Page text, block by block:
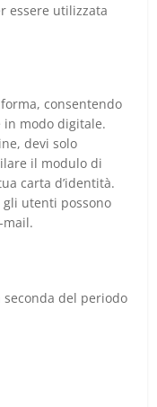
essere utilizzata
consentendo
modo digitale.
devi solo
il modulo di
carta d’identità.
gli utenti possono
mail.
seconda del periodo